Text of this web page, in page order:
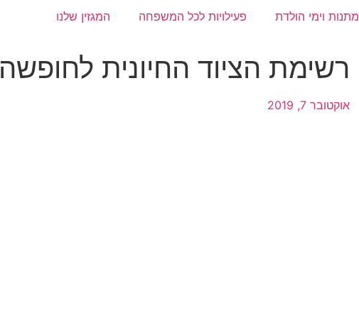
מתנות וימי הולדת פעילויות לכל המשפחה המגזין שלנו
רשימת הציוד החיונית לחופשה
אוקטובר 7, 2019